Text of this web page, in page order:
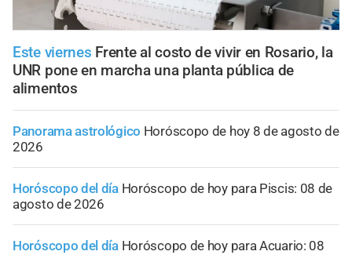
Este viernes Frente al costo de vivir en Rosario, la
UNR pone en marcha una planta pública de
alimentos
Panorama astrológico Horóscopo de hoy 8 de agosto de
2026
Horóscopo del día Horóscopo de hoy para Piscis: 08 de
agosto de 2026
Horóscopo del día Horóscopo de hoy para Acuario: 08